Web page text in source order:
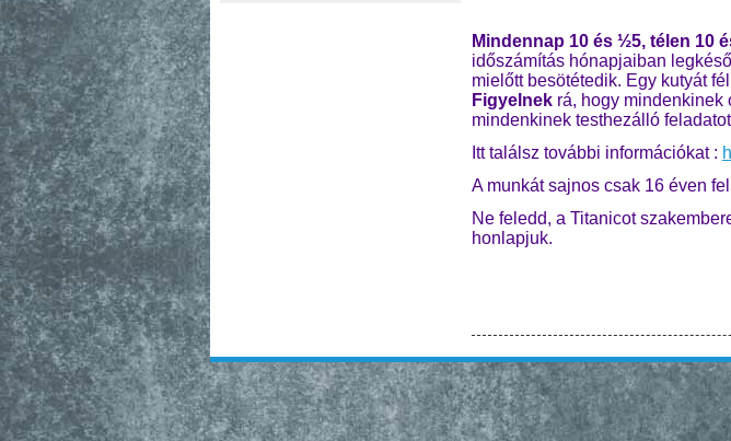
Mindennap 10 és ½5, télen 10
időszámítás hónapjaiban
mielőtt besötétedik. Egy kutyát
Figyelnek rá, hogy mindenkinek
mindenkinek testhezálló
Itt találsz további információkat :
A munkát sajnos csak 16 éven
Ne feledd, a Titanicot
honlapjuk.